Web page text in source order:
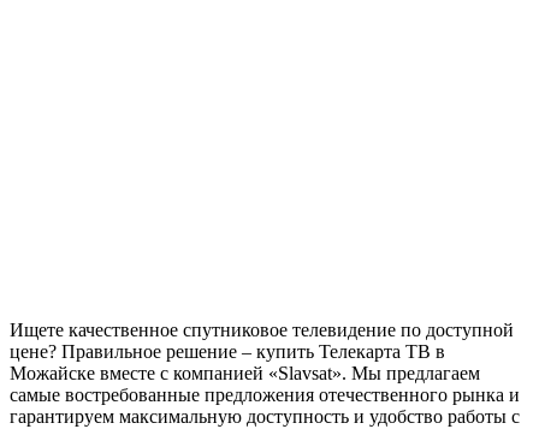
Ищете качественное спутниковое телевидение по доступной
цене? Правильное решение – купить Телекарта ТВ в
Можайске вместе с компанией «Slavsat». Мы предлагаем
самые востребованные предложения отечественного рынка и
гарантируем максимальную доступность и удобство работы с